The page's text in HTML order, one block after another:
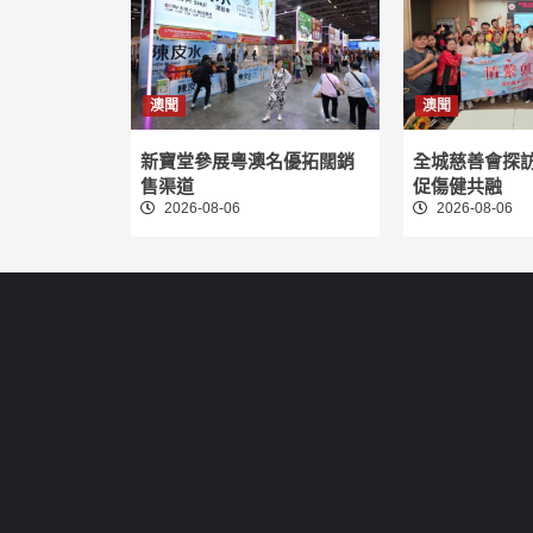
澳聞
新寶堂參展粵澳名優拓闊銷
售渠道
2026-08-06
澳聞
全城慈善會探
促傷健共融
2026-08-06